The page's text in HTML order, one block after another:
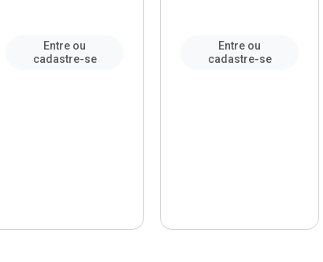
Entre ou
cadastre-se
Entre ou
cadastre-se